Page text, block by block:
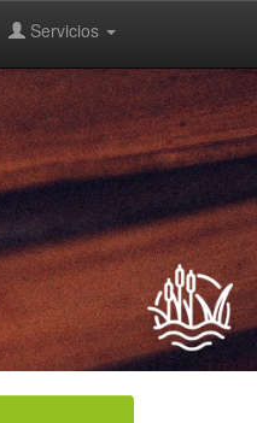
Servicios